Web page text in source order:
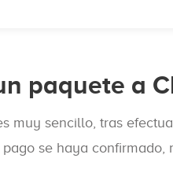
paquete a
muy sencillo, tras
se haya